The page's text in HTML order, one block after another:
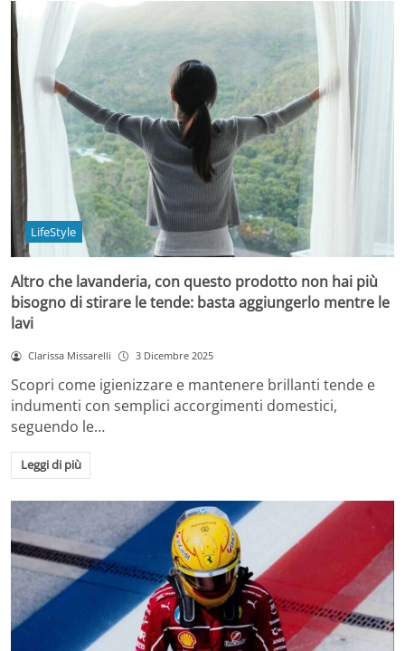
LifeStyle
Altro che lavanderia, con questo prodotto non hai più
bisogno di stirare le tende: basta aggiungerlo mentre le
lavi
Clarissa Missarelli 3 Dicembre 2025
Scopri come igienizzare e mantenere brillanti tende e
indumenti con semplici accorgimenti domestici,
seguendo le…
Leggi di più